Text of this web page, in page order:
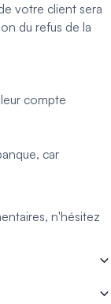
votre client sera
du refus de la
compte
car
n'hésitez